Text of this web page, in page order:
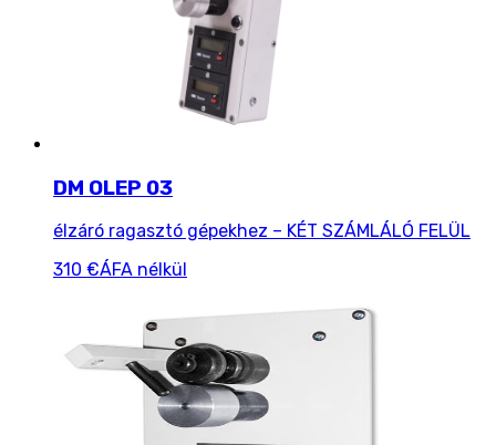
DM OLEP 03
élzáró ragasztó gépekhez – KÉT SZÁMLÁLÓ FELÜL
310 €ÁFA nélkül